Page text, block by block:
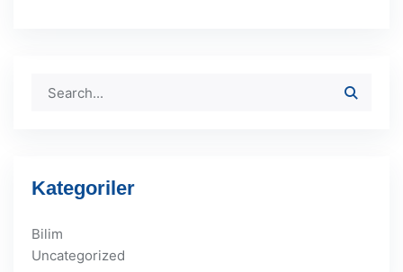
Kategoriler
Bilim
Uncategorized